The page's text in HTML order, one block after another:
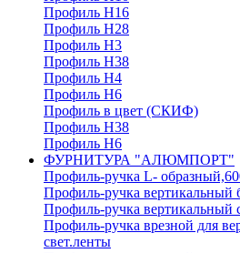
Профиль H16
Профиль H28
Профиль H3
Профиль H38
Профиль H4
Профиль H6
Профиль в цвет (СКИФ)
Профиль H38
Профиль H6
ФУРНИТУРА "АЛЮМПОРТ"
Профиль-ручка L-
Профиль-ручка вертикальный
Профиль-ручка вертикальный
Профиль-ручка врезной для
свет.ленты